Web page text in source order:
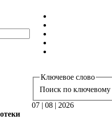
Ключевое слово
Поиск по ключевому
07 | 08 | 2026